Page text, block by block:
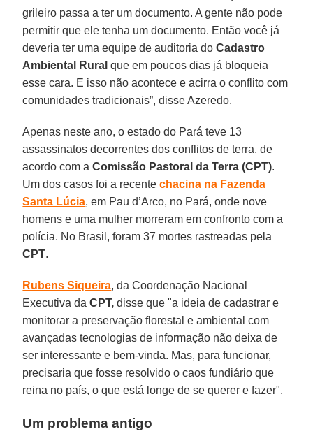
grileiro passa a ter um documento. A gente não pode
permitir que ele tenha um documento. Então você já
deveria ter uma equipe de auditoria do Cadastro
Ambiental Rural que em poucos dias já bloqueia
esse cara. E isso não acontece e acirra o conflito com
comunidades tradicionais”, disse Azeredo.
Apenas neste ano, o estado do Pará teve 13
assassinatos decorrentes dos conflitos de terra, de
acordo com aComissão Pastoral da Terra (CPT).
Um dos casos foi a recentechacina na Fazenda
Santa Lúcia, em Pau d’Arco, no Pará, onde nove
homens e uma mulher morreram em confronto com a
polícia. No Brasil, foram 37 mortes rastreadas pela
CPT.
Rubens Siqueira, da Coordenação Nacional
Executiva daCPT, disse que "a ideia de cadastrar e
monitorar a preservação florestal e ambiental com
avançadas tecnologias de informação não deixa de
ser interessante e bem-vinda. Mas, para funcionar,
precisaria que fosse resolvido o caos fundiário que
reina no país, o que está longe de se querer e fazer".
Um problema antigo